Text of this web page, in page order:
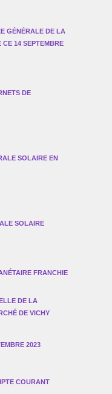
GÉNÉRALE DE LA
CE 14 SEPTEMBRE
DE
SOLAIRE EN
SOLAIRE
FRANCHIE
DE LA
DE VICHY
2023
COURANT